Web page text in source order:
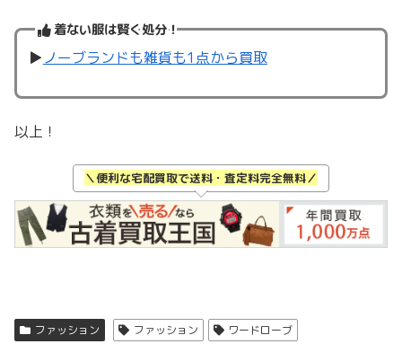
着ない服は賢く処分！
▶︎ノーブランドも雑貨も1点から買取
以上！
＼便利な宅配買取で送料・査定料完全無料／
ファッション ファッション ワードローブ